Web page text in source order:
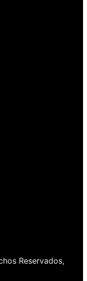
Reservados,